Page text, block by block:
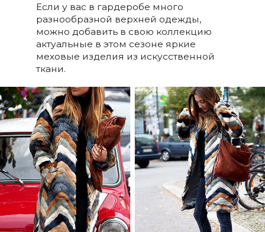
Если у вас в гардеробе много
разнообразной верхней одежды,
можно добавить в свою коллекцию
актуальные в этом сезоне яркие
меховые изделия из искусственной
ткани.